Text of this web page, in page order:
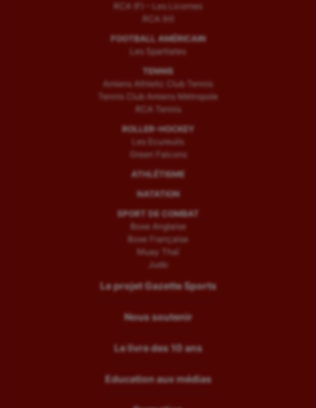
RCA (F) – Les Licornes
RCA (H)
FOOTBALL AMÉRICAIN
Les Spartiates
TENNIS
Amiens Athletic Club Tennis
Tennis Club Amiens Métropole
RCA Tennis
ROLLER-HOCKEY
Les Ecureuils
Green Falcons
ATHLÉTISME
NATATION
SPORT DE COMBAT
Boxe Anglaise
Boxe Française
Muay Thaï
Judo
Le projet Gazette Sports
Nous soutenir
Le livre des 10 ans
Education aux médias